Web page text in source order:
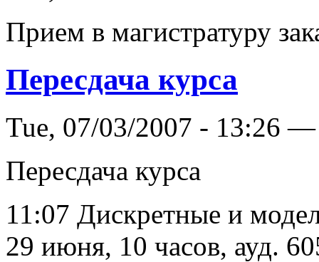
Прием в магистратуру
Пересдача курса
Tue, 07/03/2007 - 13:26 —
Пересдача курса
11:07 Дискретные и
29 июня, 10 часов, ауд.